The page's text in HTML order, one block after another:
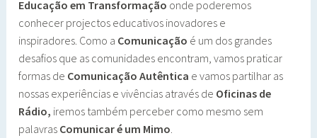
Educação em Transformação onde poderemos
conhecer projectos educativos inovadores e
inspiradores. Como a Comunicação é um dos grandes
desafios que as comunidades encontram, vamos praticar
formas de Comunicação Autêntica e vamos partilhar as
nossas experiências e vivências através de Oficinas de
Rádio, iremos também perceber como mesmo sem
palavras Comunicar é um Mimo